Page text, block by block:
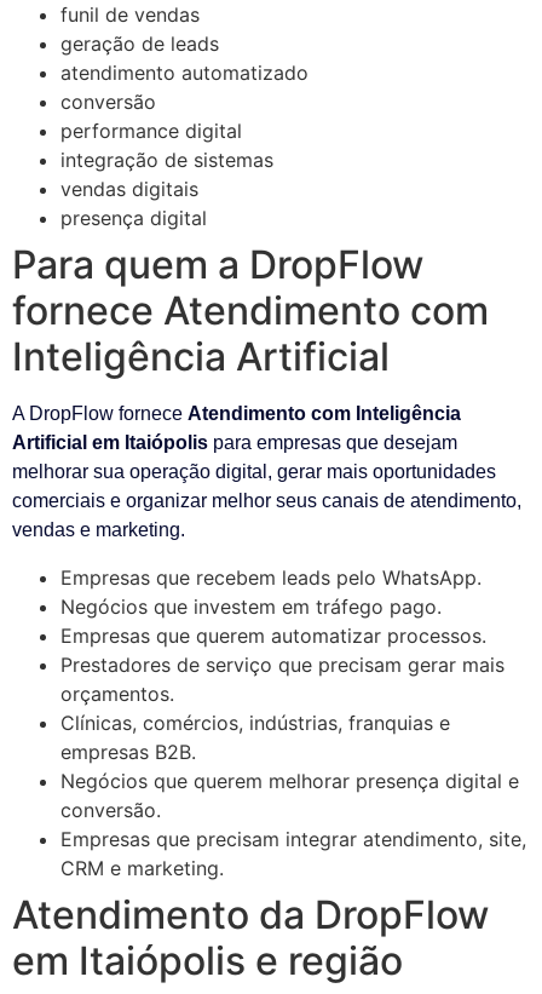
funil de vendas
geração de leads
atendimento automatizado
conversão
performance digital
integração de sistemas
vendas digitais
presença digital
Para quem a DropFlow
fornece Atendimento com
Inteligência Artificial
A DropFlow fornece Atendimento com Inteligência
Artificial em Itaiópolis para empresas que desejam
melhorar sua operação digital, gerar mais oportunidades
comerciais e organizar melhor seus canais de atendimento,
vendas e marketing.
Empresas que recebem leads pelo WhatsApp.
Negócios que investem em tráfego pago.
Empresas que querem automatizar processos.
Prestadores de serviço que precisam gerar mais
orçamentos.
Clínicas, comércios, indústrias, franquias e
empresas B2B.
Negócios que querem melhorar presença digital e
conversão.
Empresas que precisam integrar atendimento, site,
CRM e marketing.
Atendimento da DropFlow
em Itaiópolis e região